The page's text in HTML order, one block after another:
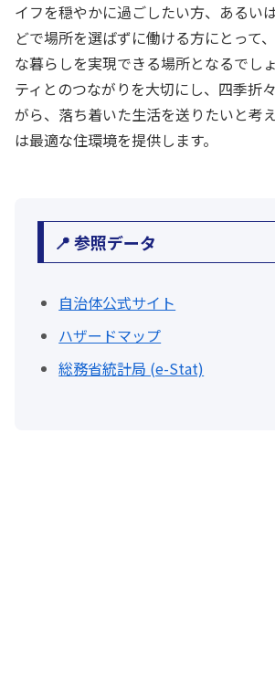
イフを穏やかに過ごしたい方、あるい
どで場所を選ばずに働ける方にとって
な暮らしを実現できる場所となるでし
ティとのつながりを大切にし、四季折
がら、落ち着いた生活を送りたいと考
は最適な住環境を提供します。
📍 参照データ
自治体公式サイト
ハザードマップ
総務省統計局 (e-Stat)